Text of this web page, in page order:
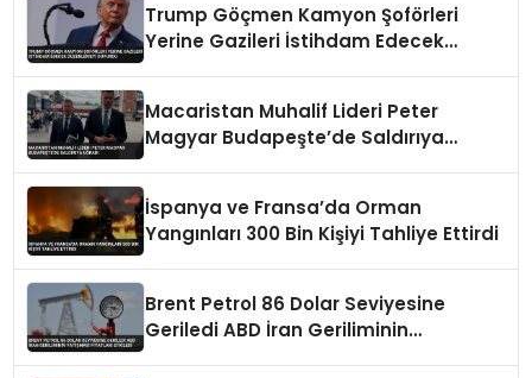
Trump Göçmen Kamyon Şoförleri
Yerine Gazileri İstihdam Edecek
Macaristan Muhalif Lideri Peter
Magyar Budapeşte’de Saldırıya
İspanya ve Fransa’da Orman
Yangınları 300 Bin Kişiyi Tahliye Ettirdi
Brent Petrol 86 Dolar Seviyesine
Geriledi ABD İran Geriliminin